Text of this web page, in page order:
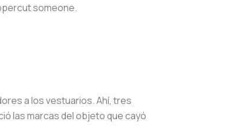
someone.
a los vestuarios. Ahí, tres
las marcas del objeto que cayó